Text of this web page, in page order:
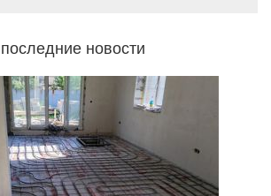
последние новости